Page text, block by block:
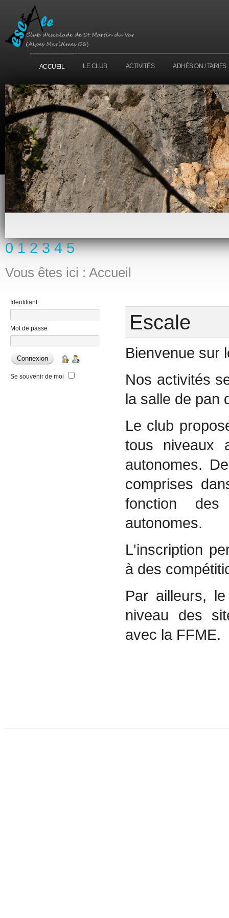
ACCUEIL LE CLUB ACTIVITÉS ADHÉSION / TARIFS
012345
Vous êtes ici : Accueil
Identifiant
Mot de passe
Se souvenir de moi
Escale
Bienvenue sur
Nos activités
la salle de pan
Le club
tous niveaux
autonomes.
comprises
fonction des
autonomes.
L'inscription
à des
Par ailleurs,
niveau des
avec la FFME.